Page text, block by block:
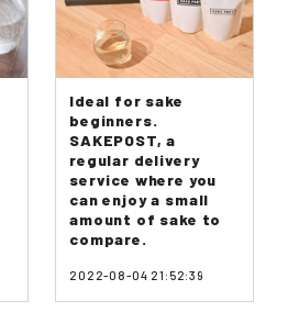
Ideal for sake
beginners.
SAKEPOST, a
regular delivery
service where you
can enjoy a small
amount of sake to
compare.
2022-08-04 21:52:39